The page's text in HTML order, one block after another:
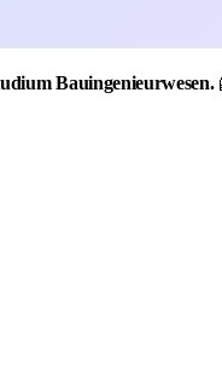
Bauingenieurwesen.